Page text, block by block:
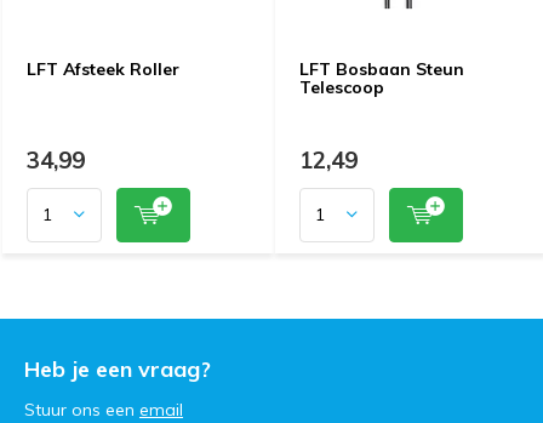
LFT Afsteek Roller
34,99
LFT Bosbaan Steun
Telescoop
12,49
Heb je een vraag?
Stuur ons een email